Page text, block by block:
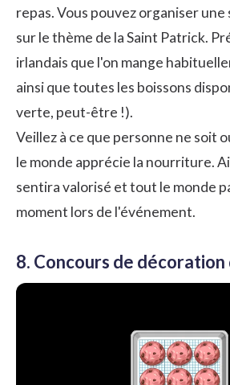
repas. Vous pouvez organiser
sur le thème de la Saint Patrick.
irlandais que l'on mange
ainsi que toutes les boissons
verte, peut-être !).
Veillez à ce que personne ne soit
le monde apprécie la nourriture.
sentira valorisé et tout le monde
moment lors de l'événement.
8. Concours de décoration